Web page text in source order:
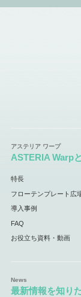
ASTERIA Warp
特長
フローテンプレート広
導入事例
FAQ
お役立ち資料・動画
最新情報を知り